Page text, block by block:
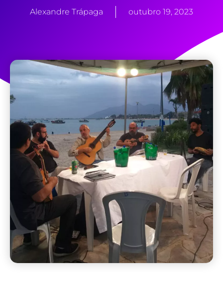
Alexandre Trápaga outubro 19, 2023